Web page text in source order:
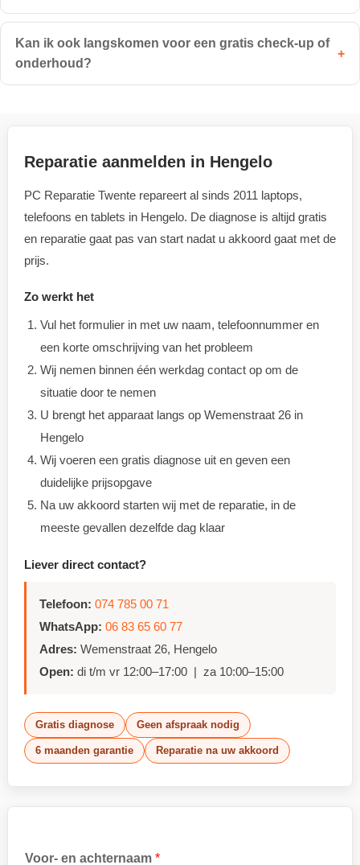
Kan ik ook langskomen voor een gratis check-up of
onderhoud?
+
Reparatie aanmelden in Hengelo
PC Reparatie Twente repareert al sinds 2011 laptops,
telefoons en tablets in Hengelo. De diagnose is altijd gratis
en reparatie gaat pas van start nadat u akkoord gaat met de
prijs.
Zo werkt het
Vul het formulier in met uw naam, telefoonnummer en
een korte omschrijving van het probleem
Wij nemen binnen één werkdag contact op om de
situatie door te nemen
U brengt het apparaat langs op Wemenstraat 26 in
Hengelo
Wij voeren een gratis diagnose uit en geven een
duidelijke prijsopgave
Na uw akkoord starten wij met de reparatie, in de
meeste gevallen dezelfde dag klaar
Liever direct contact?
Telefoon: 074 785 00 71
WhatsApp: 06 83 65 60 77
Adres: Wemenstraat 26, Hengelo
Open: di t/m vr 12:00–17:00 | za 10:00–15:00
Gratis diagnose Geen afspraak nodig
6 maanden garantie Reparatie na uw akkoord
Voor- en achternaam *